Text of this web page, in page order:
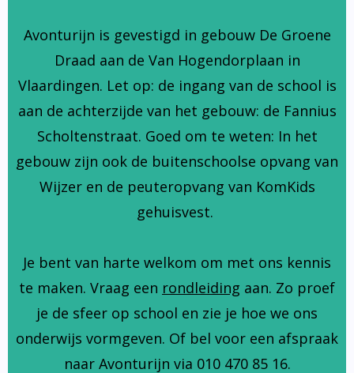
Avonturijn is gevestigd in gebouw De Groene
Draad aan de Van Hogendorplaan in
Vlaardingen. Let op: de ingang van de school is
aan de achterzijde van het gebouw: de Fannius
Scholtenstraat. Goed om te weten: In het
gebouw zijn ook de buitenschoolse opvang van
Wijzer en de peuteropvang van KomKids
gehuisvest.
Je bent van harte welkom om met ons kennis
te maken. Vraag een rondleiding aan. Zo proef
je de sfeer op school en zie je hoe we ons
onderwijs vormgeven. Of bel voor een afspraak
naar Avonturijn via 010 470 85 16.